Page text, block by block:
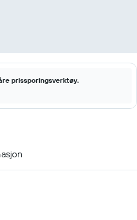
prissporingsverktøy.